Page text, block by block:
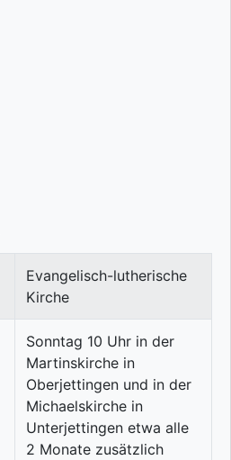
Evangelisch-lutherische
Kirche
Sonntag 10 Uhr in der
Martinskirche in
Oberjettingen und in der
Michaelskirche in
Unterjettingen etwa alle
2 Monate zusätzlich